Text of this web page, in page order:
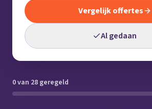
Vergelijk offertes
Al gedaan
0 van 28 geregeld